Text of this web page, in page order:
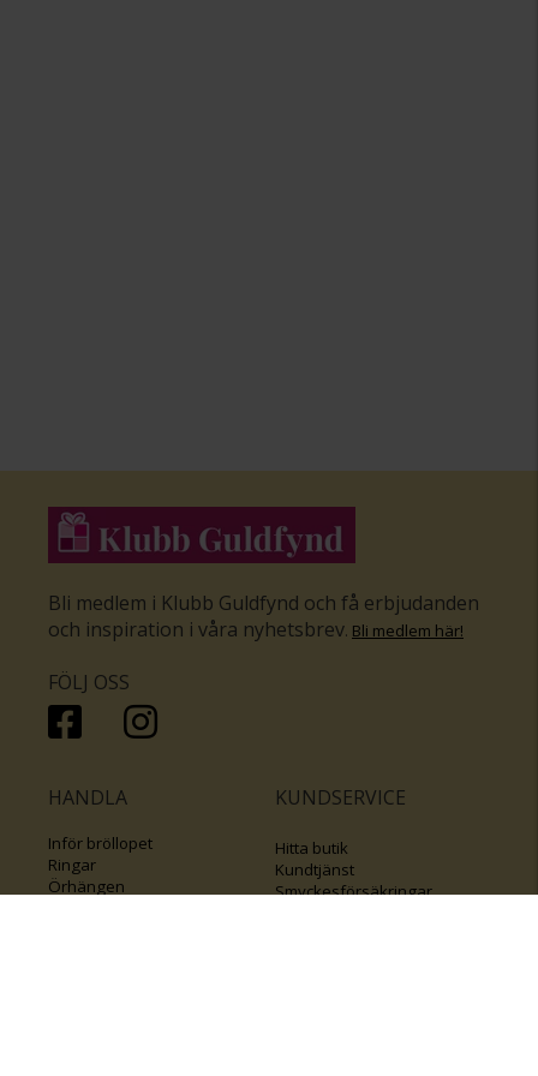
Bli medlem i Klubb Guldfynd och få erbjudanden
och inspiration i våra nyhetsbrev. Bli medlem här!
FÖLJ OSS
HANDLA
Inför bröllopet
Ringar
Örhängen
KUNDSERVICE
Hitta butik
Kundtjänst
Smyckesförsäkringar